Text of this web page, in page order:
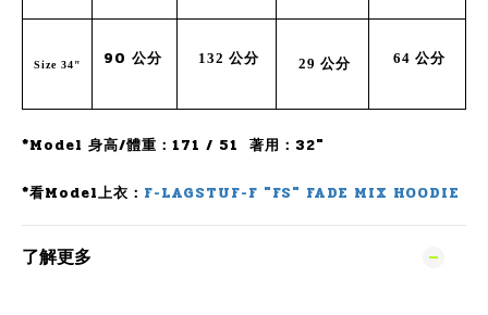
Size 34" 90 公分 132 公分 29 公分 64 公分
*Model 身高/體重：171 / 51 著用：32"
*看Model上衣： F-LAGSTUF-F "FS" FADE MIX HOODIE
了解更多